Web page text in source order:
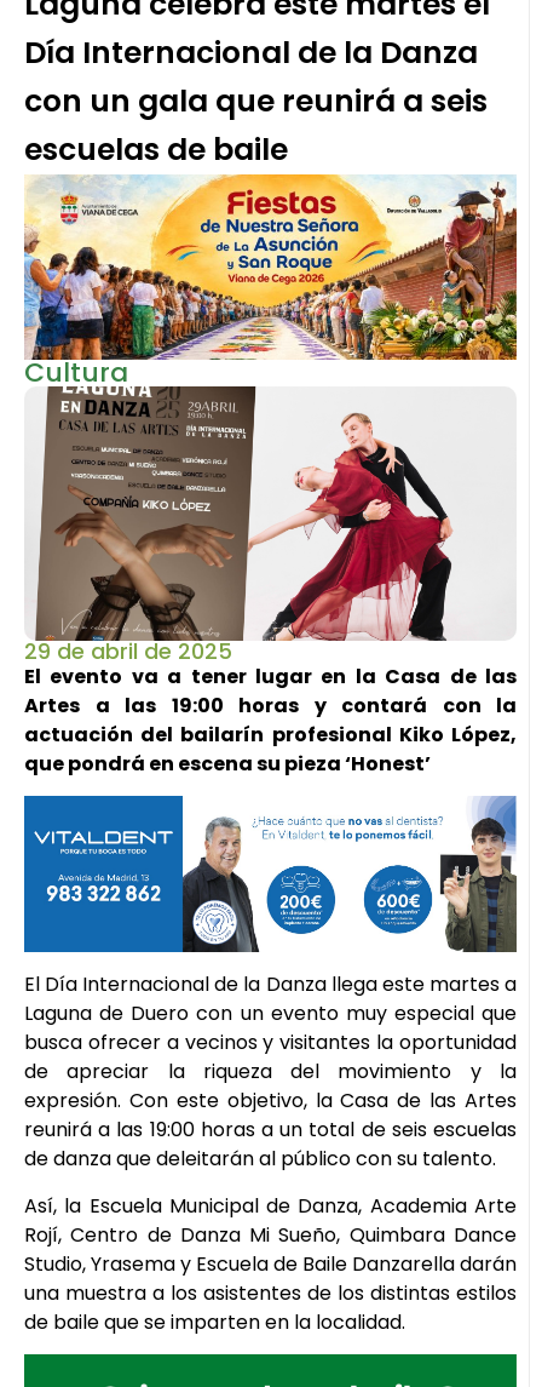
Día Internacional de la Danza
con un gala que reunirá a seis
escuelas de baile
Cultura
29 de abril de 2025
El evento va a tener lugar en la Casa de las
Artes a las 19:00 horas y contará con la
actuación del bailarín profesional Kiko López,
que pondrá en escena su pieza ‘Honest’
El Día Internacional de la Danza llega este martes a
Laguna de Duero con un evento muy especial que
busca ofrecer a vecinos y visitantes la oportunidad
de apreciar la riqueza del movimiento y la
expresión. Con este objetivo, la Casa de las Artes
reunirá a las 19:00 horas a un total de seis escuelas
de danza que deleitarán al público con su talento.
Así, la Escuela Municipal de Danza, Academia Arte
Rojí, Centro de Danza Mi Sueño, Quimbara Dance
Studio, Yrasema y Escuela de Baile Danzarella darán
una muestra a los asistentes de los distintas estilos
de baile que se imparten en la localidad.